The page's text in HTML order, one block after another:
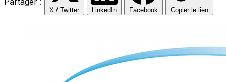
X / Twitter LinkedIn Facebook Copier le lien